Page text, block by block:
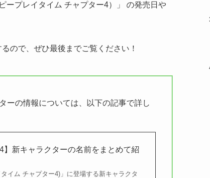
ープレイタイム チャプター4）」 の発売日や
ので、ぜひ最後までご覧ください！
ーの情報については、以下の記事で詳し
】新キャラクターの名前をまとめて紹
イム チャプター4)」に登場する新キャラクタ